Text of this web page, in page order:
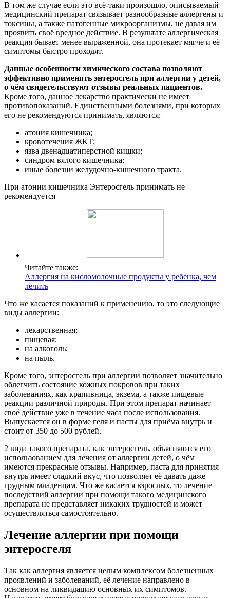
В том же случае если это всё-таки произошло, описываемый
медицинский препарат связывает разнообразные аллергены и
токсины, а также патогенные микроорганизмы, не давая им
проявить своё вредное действие. В результате аллергическая
реакция бывает менее выраженной, она протекает мягче и её
симптомы быстро проходят.
Данные особенности химического состава позволяют
эффективно применять энтеросгель при аллергии у детей,
о чём свидетельствуют отзывы реальных пациентов.
Кроме того, данное лекарство практически не имеет
противопоказаний. Единственными болезнями, при которых
его не рекомендуются принимать, являются:
атония кишечника;
кровотечения ЖКТ;
язва двенадцатиперстной кишки;
синдром вялого кишечника;
иные болезни желудочно-кишечного тракта.
При атонии кишечника Энтеросгель принимать не
рекомендуется
Читайте также:
Аллергия на кисломолочные продукты у ребенка, чем
лечить
Что же касается показаний к применению, то это следующие
виды аллергии:
лекарственная;
пищевая;
на алкоголь;
на пыль.
Кроме того, энтеросгель при аллергии позволяет значительно
облегчить состояние кожных покровов при таких
заболеваниях, как крапивница, экзема, а также пищевые
реакции различной природы. При этом препарат начинает
своё действие уже в течение часа после использования.
Выпускается он в форме геля и пасты для приёма внутрь и
стоит от 350 до 500 рублей.
2 вида такого препарата, как энтеросгель, объясняются его
использованием для лечения от аллергии детей, о чём
имеются прекрасные отзывы. Например, паста для принятия
внутрь имеет сладкий вкус, что позволяет её давать даже
грудным младенцам. Что же касается взрослых, то лечение
последствий аллергии при помощи такого медицинского
препарата не представляет никаких трудностей и может
осуществляться самостоятельно.
Лечение аллергии при помощи
энтеросгеля
Так как аллергия является целым комплексом болезненных
проявлений и заболеваний, её лечение направлено в
основном на ликвидацию основных их симптомов.